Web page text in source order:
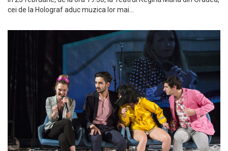
cei de la Holograf aduc muzica lor mai…